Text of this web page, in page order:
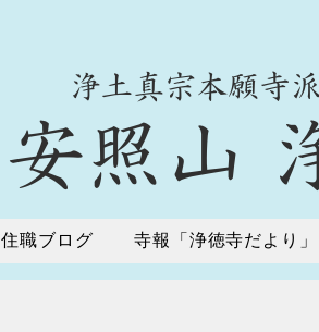
浄土真宗本願寺
安照山
住職ブログ 寺報「浄徳寺だより」